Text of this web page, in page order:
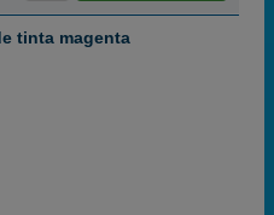
tinta magenta